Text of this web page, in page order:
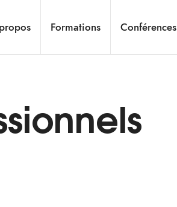
Formations Conférences